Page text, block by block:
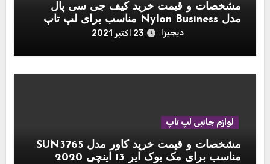
مشخصات و قیمت خرید کیف جی سی پال
مدل Nylon Business مناسب برای لپ تاپ
اپل مک بوک 15 اینچدیجیزا 23 اکتبر 2021
لوازم جانبی لپ تاپ
مشخصات و قیمت خرید کاور مدل SUN3765
مناسب برای مک بوک ایر 13 اینچی 2020